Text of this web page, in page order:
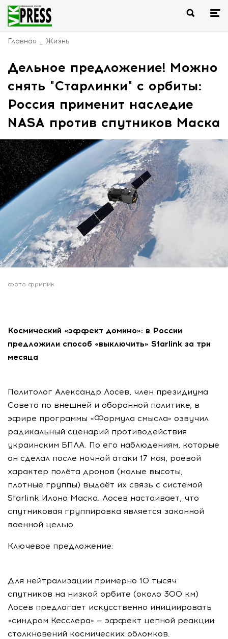
Главная Жизнь
Дельное предложение! Можно
снять "Старлинки" с орбиты:
Россия применит наследие
NASA против спутников Маска
фото фрипик
Космический «эффект домино»: в России
предложили способ «выключить» Starlink за три
месяца
Политолог Александр Лосев, член президиума
Совета по внешней и оборонной политике, в
эфире программы «Формула смысла» озвучил
радикальный сценарий противодействия
украинским БПЛА. По его наблюдениям, которые
он сделал после ночной атаки 17 мая, роевой
характер полёта дронов (малые высоты,
плотные группы) выдаёт их связь с системой
Starlink Илона Маска. Лосев настаивает, что
спутниковая группировка является законной
военной целью.
Ключевое предложение:
Для нейтрализации примерно 10 тысяч
спутников на низкой орбите (около 300 км)
Лосев предлагает искусственно инициировать
«синдром Кесслера» — эффект цепной реакции
столкновений космических обломков.